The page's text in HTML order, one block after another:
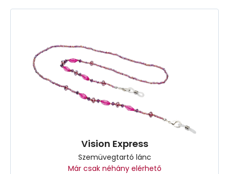
Vision Express
Szemüvegtartó lánc
Már csak néhány elérhető